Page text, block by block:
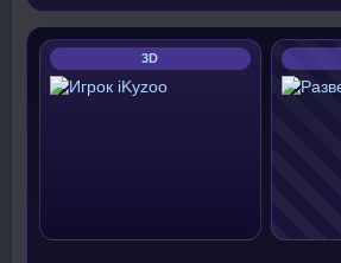
3D